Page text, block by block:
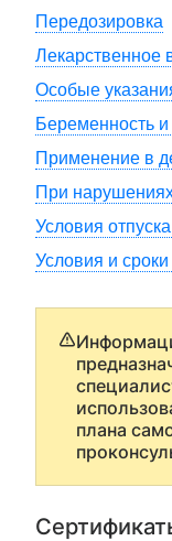
Передозировка
Лекарственное
Особые
Беременность и
Применение в
При
Условия
Условия и
плана